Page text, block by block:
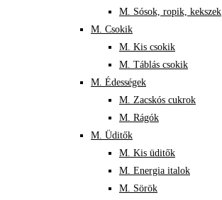
M. Sósok, ropik, kekszek
M. Csokik
M. Kis csokik
M. Táblás csokik
M. Édességek
M. Zacskós cukrok
M. Rágók
M. Üditők
M. Kis üditők
M. Energia italok
M. Sörök